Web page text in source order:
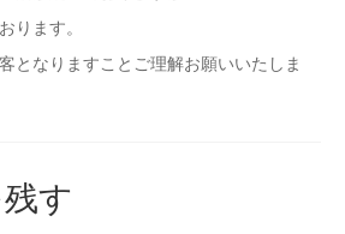
ナル位牌
ります。
となりますことご理解お願いいたしま
す